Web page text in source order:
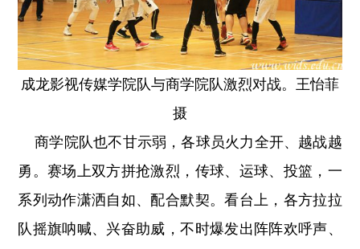
成龙影视传媒学院队与商学院队激烈对战。王怡菲
摄
商学院队也不甘示弱，各球员火力全开、越战越
勇。赛场上双方拼抢激烈，传球、运球、投篮，一
系列动作潇洒自如、配合默契。看台上，各方拉拉
队摇旗呐喊、兴奋助威，不时爆发出阵阵欢呼声、